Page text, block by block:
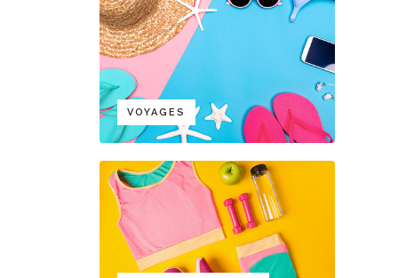
VOYAGES